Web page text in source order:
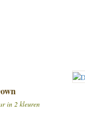
in 2 kleuren